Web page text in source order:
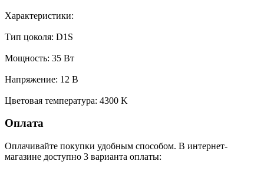
Характеристики:
Тип цоколя: D1S
Мощность: 35 Вт
Напряжение: 12 В
Цветовая температура: 4300 K
Оплата
Оплачивайте покупки удобным способом. В интернет-
магазине доступно 3 варианта оплаты: